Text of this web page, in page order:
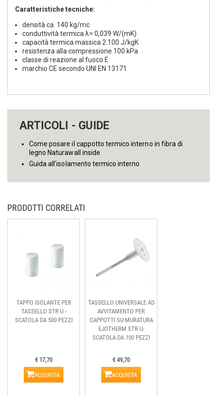
Caratteristiche tecniche:
densità ca. 140 kg/mc
conduttività termica λ= 0,039 W/(mK)
capacità termica massica 2.100 J/kgK
resistenza alla compressione 100 kPa
classe di reazione al fuoco E
marchio CE secondo UNI EN 13171
ARTICOLI - GUIDE
Come posare il cappotto termico interno in fibra di
legno Naturawall inside
Guida all’isolamento termico interno
PRODOTTI CORRELATI
TAPPO ISOLANTE PER
TASSELLO STR U -
SCATOLA DA 500 PEZZI
€ 17,70
ACQUISTA
TASSELLO UNIVERSALE AD
AVVITAMENTO PER
CAPPOTTI SU MURATURA
EJOTHERM STR U-
SCATOLA DA 100 PEZZI
€ 49,70
ACQUISTA